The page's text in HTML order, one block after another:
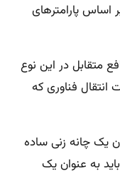
اساس پارامترهای
متقابل در این نوع
انتقال فناوری که
یک چانه زنی ساده
به عنوان یک